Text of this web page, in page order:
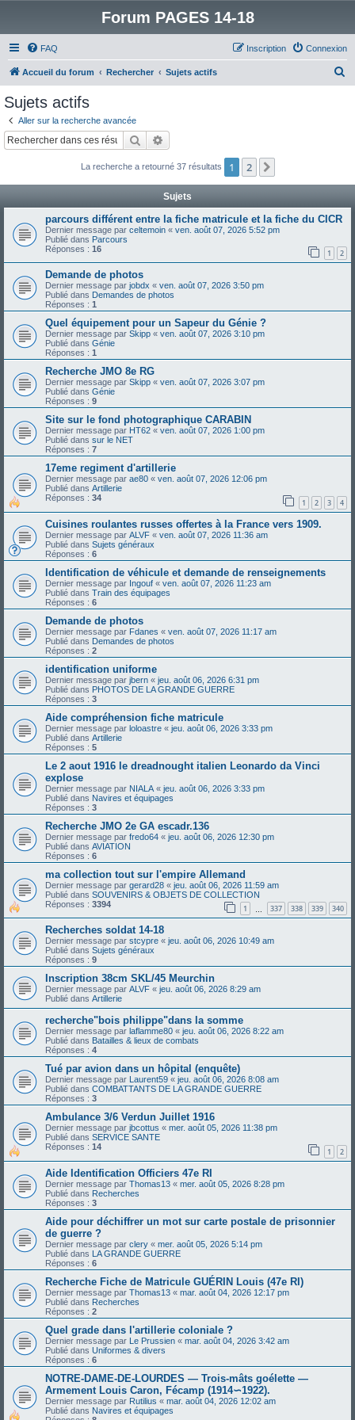
Forum PAGES 14-18
FAQ Connexion
Inscription
Accueil du forum Rechercher Sujets actifs
c
Sujets actifs
Aller sur la recherche avancée
Rechercher
La recherche a retourné 37 résultats 1 2
Sujets
parcours différent entre la fiche matricule et la fiche du CICR
Dernier message par celtemoin « ven. août 07, 2026 5:52 pm
Publié dans Parcours
Réponses : 16 1 2
Demande de photos
Dernier message par jobdx « ven. août 07, 2026 3:50 pm
Publié dans Demandes de photos
Réponses : 1
Quel équipement pour un Sapeur du Génie ?
Dernier message par Skipp « ven. août 07, 2026 3:10 pm
Publié dans Génie
Réponses : 1
Recherche JMO 8e RG
Dernier message par Skipp « ven. août 07, 2026 3:07 pm
Publié dans Génie
Réponses : 9
Site sur le fond photographique CARABIN
Dernier message par HT62 « ven. août 07, 2026 1:00 pm
Publié dans sur le NET
Réponses : 7
17eme regiment d'artillerie
Dernier message par ae80 « ven. août 07, 2026 12:06 pm
Publié dans Artillerie
Réponses : 34 1 2 3 4
Cuisines roulantes russes offertes à la France vers 1909.
Dernier message par ALVF « ven. août 07, 2026 11:36 am
Publié dans Sujets généraux
Réponses : 6
Identification de véhicule et demande de renseignements
Dernier message par Ingouf « ven. août 07, 2026 11:23 am
Publié dans Train des équipages
Réponses : 6
Demande de photos
Dernier message par Fdanes « ven. août 07, 2026 11:17 am
Publié dans Demandes de photos
Réponses : 2
identification uniforme
Dernier message par jbern « jeu. août 06, 2026 6:31 pm
Publié dans PHOTOS DE LA GRANDE GUERRE
Réponses : 3
Aide compréhension fiche matricule
Dernier message par loloastre « jeu. août 06, 2026 3:33 pm
Publié dans Artillerie
Réponses : 5
Le 2 aout 1916 le dreadnought italien Leonardo da Vinci
explose
Dernier message par NIALA « jeu. août 06, 2026 3:33 pm
Publié dans Navires et équipages
Réponses : 3
Recherche JMO 2e GA escadr.136
Dernier message par fredo64 « jeu. août 06, 2026 12:30 pm
Publié dans AVIATION
Réponses : 6
ma collection tout sur l'empire Allemand
Dernier message par gerard28 « jeu. août 06, 2026 11:59 am
Publié dans SOUVENIRS & OBJETS DE COLLECTION
Réponses : 3394 1 337 338 339 340
Recherches soldat 14-18
Dernier message par stcypre « jeu. août 06, 2026 10:49 am
Publié dans Sujets généraux
Réponses : 9
Inscription 38cm SKL/45 Meurchin
Dernier message par ALVF « jeu. août 06, 2026 8:29 am
Publié dans Artillerie
recherche"bois philippe"dans la somme
Dernier message par laflamme80 « jeu. août 06, 2026 8:22 am
Publié dans Batailles & lieux de combats
Réponses : 4
Tué par avion dans un hôpital (enquête)
Dernier message par Laurent59 « jeu. août 06, 2026 8:08 am
Publié dans COMBATTANTS DE LA GRANDE GUERRE
Réponses : 3
Ambulance 3/6 Verdun Juillet 1916
Dernier message par jbcottus « mer. août 05, 2026 11:38 pm
Publié dans SERVICE SANTE
Réponses : 14 1 2
Aide Identification Officiers 47e RI
Dernier message par Thomas13 « mer. août 05, 2026 8:28 pm
Publié dans Recherches
Réponses : 3
Aide pour déchiffrer un mot sur carte postale de prisonnier
de guerre ?
Dernier message par clery « mer. août 05, 2026 5:14 pm
Publié dans LA GRANDE GUERRE
Réponses : 6
Recherche Fiche de Matricule GUÉRIN Louis (47e RI)
Dernier message par Thomas13 « mar. août 04, 2026 12:17 pm
Publié dans Recherches
Réponses : 2
Quel grade dans l'artillerie coloniale ?
Dernier message par Le Prussien « mar. août 04, 2026 3:42 am
Publié dans Uniformes & divers
Réponses : 6
NOTRE-DAME-DE-LOURDES — Trois-mâts goélette —
Armement Louis Caron, Fécamp (1914∽1922).
Dernier message par Rutilius « mar. août 04, 2026 12:02 am
Publié dans Navires et équipages